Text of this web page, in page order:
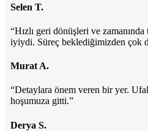
Selen T.
“Hızlı geri dönüşleri ve
iyiydi. Süreç beklediğimizden çok
Murat A.
“Detaylara önem veren bir yer.
hoşumuza gitti.”
Derya S.